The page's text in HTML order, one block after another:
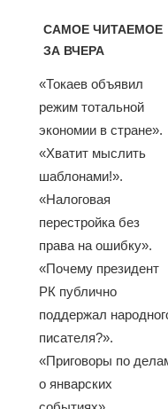
САМОЕ ЧИТАЕМОЕ
ЗА ВЧЕРА
«Токаев объявил
режим тотальной
экономии в стране».
«Хватит мыслить
шаблонами!».
«Налоговая
перестройка без
права на ошибку».
«Почему президент
РК публично
поддержал
писателя?».
«Приговоры по
о январских